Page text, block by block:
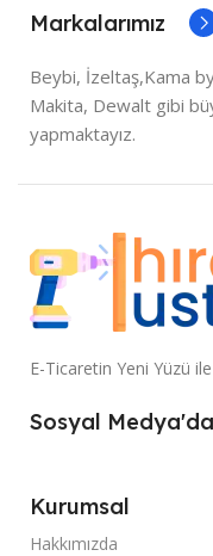
Markalarımız
Beybi, İzeltaş,Kama
Makita, Dewalt gibi
yapmaktayız.
E-Ticaretin Yeni Yüzü ile
Sosyal
Kurumsal
Hakkımızda